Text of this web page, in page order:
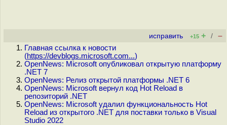
исправить +15 + / –
Главная ссылка к новости
(https://devblogs.microsoft.com...)
OpenNews: Microsoft опубликовал открытую платформу
.NET 7
OpenNews: Релиз открытой платформы .NET 6
OpenNews: Microsoft вернул код Hot Reload в
репозиторий .NET
OpenNews: Microsoft удалил функциональность Hot
Reload из открытого .NET для поставки только в Visual
Studio 2022